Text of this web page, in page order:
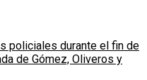
policiales durante el fin de
de Gómez, Oliveros y